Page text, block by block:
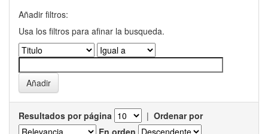
Añadir filtros:
Usa los filtros para afinar la busqueda.
Resultados por página | Ordenar por
En orden